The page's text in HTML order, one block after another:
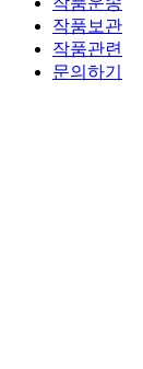
작품보관
작품관련
문의하기